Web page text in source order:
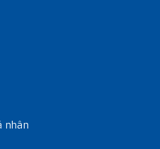
nhân